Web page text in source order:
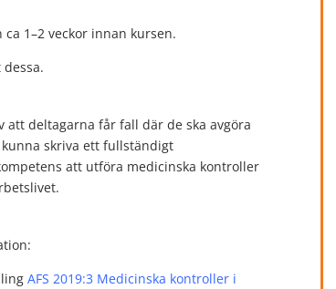
1–2 veckor innan kursen.
att deltagarna får fall där de ska avgöra
skriva ett fullständigt
att utföra medicinska kontroller
AFS 2019:3 Medicinska kontroller i